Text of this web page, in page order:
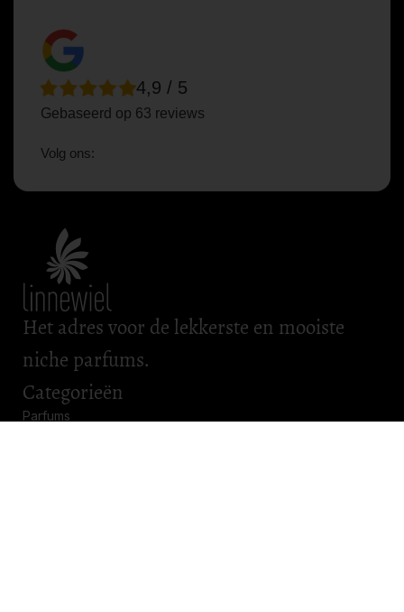
4,9 / 5
Gebaseerd op 63 reviews
Volg ons:
Het adres voor de lekkerste en mooiste
niche parfums.
Categorieën
Parfums